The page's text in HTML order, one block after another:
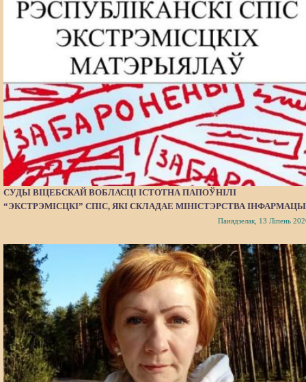
СУДЫ ВІЦЕБСКАЙ ВОБЛАСЦІ ІСТОТНА ПАПОЎНІЛІ
“ЭКСТРЭМІСЦКІ” СПІС, ЯКІ СКЛАДАЕ МІНІСТЭРСТВА
Панядзелак, 13 Ліпень